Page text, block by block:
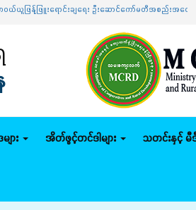
ရောင်းချရေး ဦးဆောင်ကော်မတီအစည်းအဝေးသို့ တက်ရောက်
ား အိတ်ဖွင့်တင်ဒါများ သတင်းနှင့် မီဒီ